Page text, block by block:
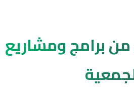
برامج ومشاريع